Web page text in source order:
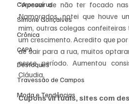
Coronavírus
Simone Gonçalves
Crônica
CAPA
Destaques
Travessão de Campos
Moda e Tendências
"Apesar de não ter focado
Namorados, notei que houve
mim, outras colegas
um crescimento. Acredito que
de sair para a rua, muitos
nesse período. Aumentou
Cláudia.
Cupons virtuais, sites com